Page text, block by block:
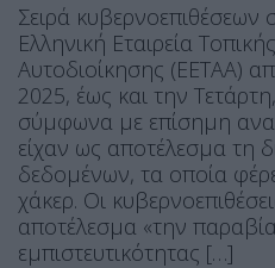
Σειρά κυβερνοεπιθέσεων
Ελληνική Εταιρεία
Αυτοδιοίκησης (ΕΕΤΑΑ)
2025, έως και την
σύμφωνα με επίσημη
είχαν ως αποτέλεσμα τη
δεδομένων, τα οποία
χάκερ. Οι
αποτέλεσμα «την
εμπιστευτικότητας […]